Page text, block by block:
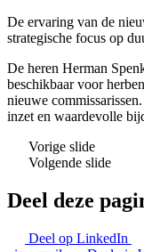
De ervaring van de
strategische focus op
De heren Herman
beschikbaar voor
nieuwe
inzet en waardevolle
Vorige slide
Volgende slide
Deel deze
Deel op LinkedIn